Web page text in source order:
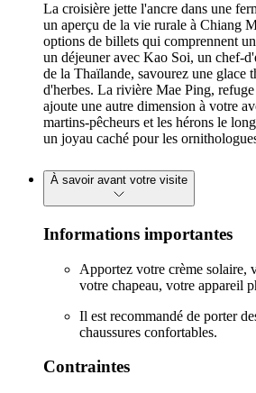
La croisière jette l'ancre dans une
un aperçu de la vie rurale à Chiang
options de billets qui comprennent
un déjeuner avec Kao Soi, un chef-
de la Thaïlande, savourez une glace
d'herbes. La rivière Mae Ping,
ajoute une autre dimension à votre
martins-pêcheurs et les hérons le
un joyau caché pour les
À savoir avant votre visite
Informations importantes
Apportez votre crème solaire,
votre chapeau, votre appareil
Il est recommandé de porter
chaussures confortables.
Contraintes